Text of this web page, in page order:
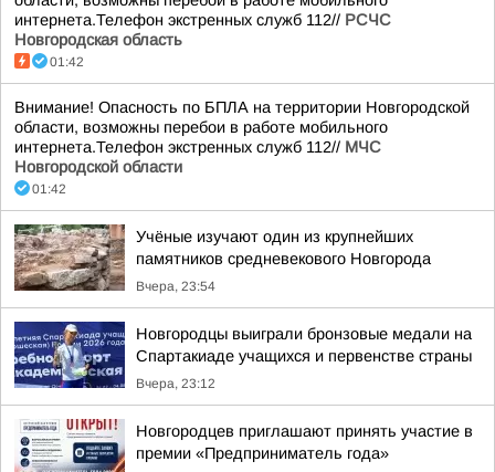
интернета.Телефон экстренных служб 112// РСЧС
Новгородская область
01:42
Внимание! Опасность по БПЛА на территории Новгородской
области, возможны перебои в работе мобильного
интернета.Телефон экстренных служб 112// МЧС
Новгородской области
01:42
Учёные изучают один из крупнейших
памятников средневекового Новгорода
Вчера, 23:54
Новгородцы выиграли бронзовые медали на
Спартакиаде учащихся и первенстве страны
Вчера, 23:12
Новгородцев приглашают принять участие в
премии «Предприниматель года»